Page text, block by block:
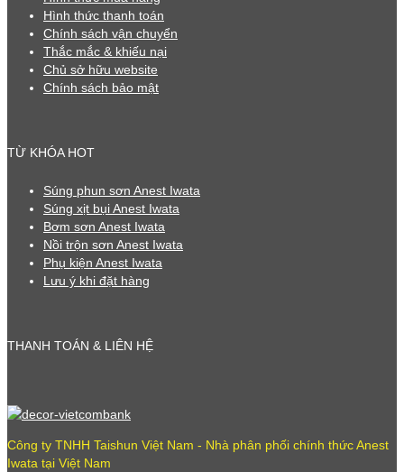
Hình thức thanh toán
Chính sách vận chuyển
Thắc mắc & khiếu nại
Chủ sở hữu website
Chính sách bảo mật
TỪ KHÓA HOT
Súng phun sơn Anest Iwata
Súng xịt bụi Anest Iwata
Bơm sơn Anest Iwata
Nồi trộn sơn Anest Iwata
Phụ kiện Anest Iwata
Lưu ý khi đặt hàng
THANH TOÁN & LIÊN HỆ
Công ty TNHH Taishun Việt Nam - Nhà phân phối chính thức Anest
Iwata tại Việt Nam